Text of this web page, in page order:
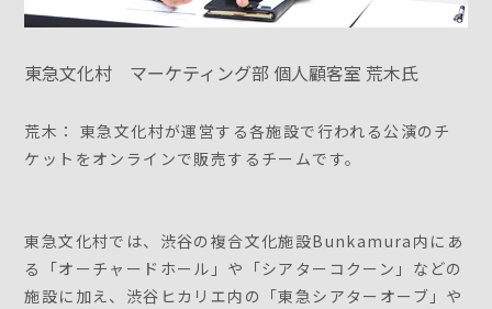
東急文化村 マーケティング部 個人顧客室 荒木氏
荒木： 東急文化村が運営する各施設で行われる公演のチ
ケットをオンラインで販売するチームです。
東急文化村では、渋谷の複合文化施設Bunkamura内にあ
る「オーチャードホール」や「シアターコクーン」などの
施設に加え、渋谷ヒカリエ内の「東急シアターオーブ」や